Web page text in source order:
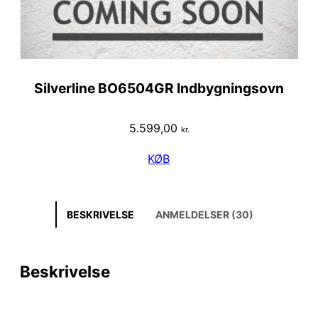
Silverline BO6504GR Indbygningsovn
5.599,00 kr.
KØB
BESKRIVELSE ANMELDELSER (30)
Beskrivelse